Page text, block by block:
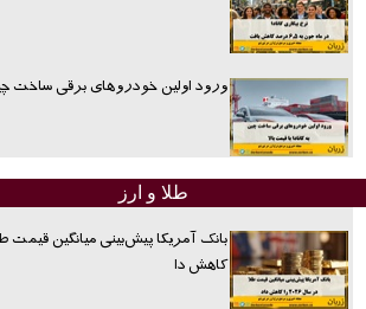
ورود اولین خودروهای برقی ساخت چین
طلا و ارز
کاهش دا